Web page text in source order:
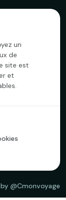
un
de
site est
et
@Cmonvoyage